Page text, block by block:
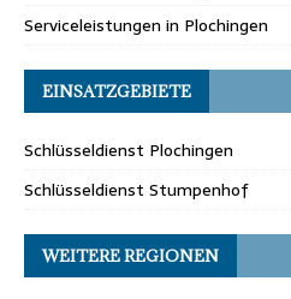
Serviceleistungen in Plochingen
EINSATZGEBIETE
Schlüsseldienst Plochingen
Schlüsseldienst Stumpenhof
WEITERE REGIONEN